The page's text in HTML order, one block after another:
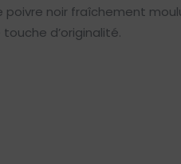
poivre noir fraîchement
d’originalité.